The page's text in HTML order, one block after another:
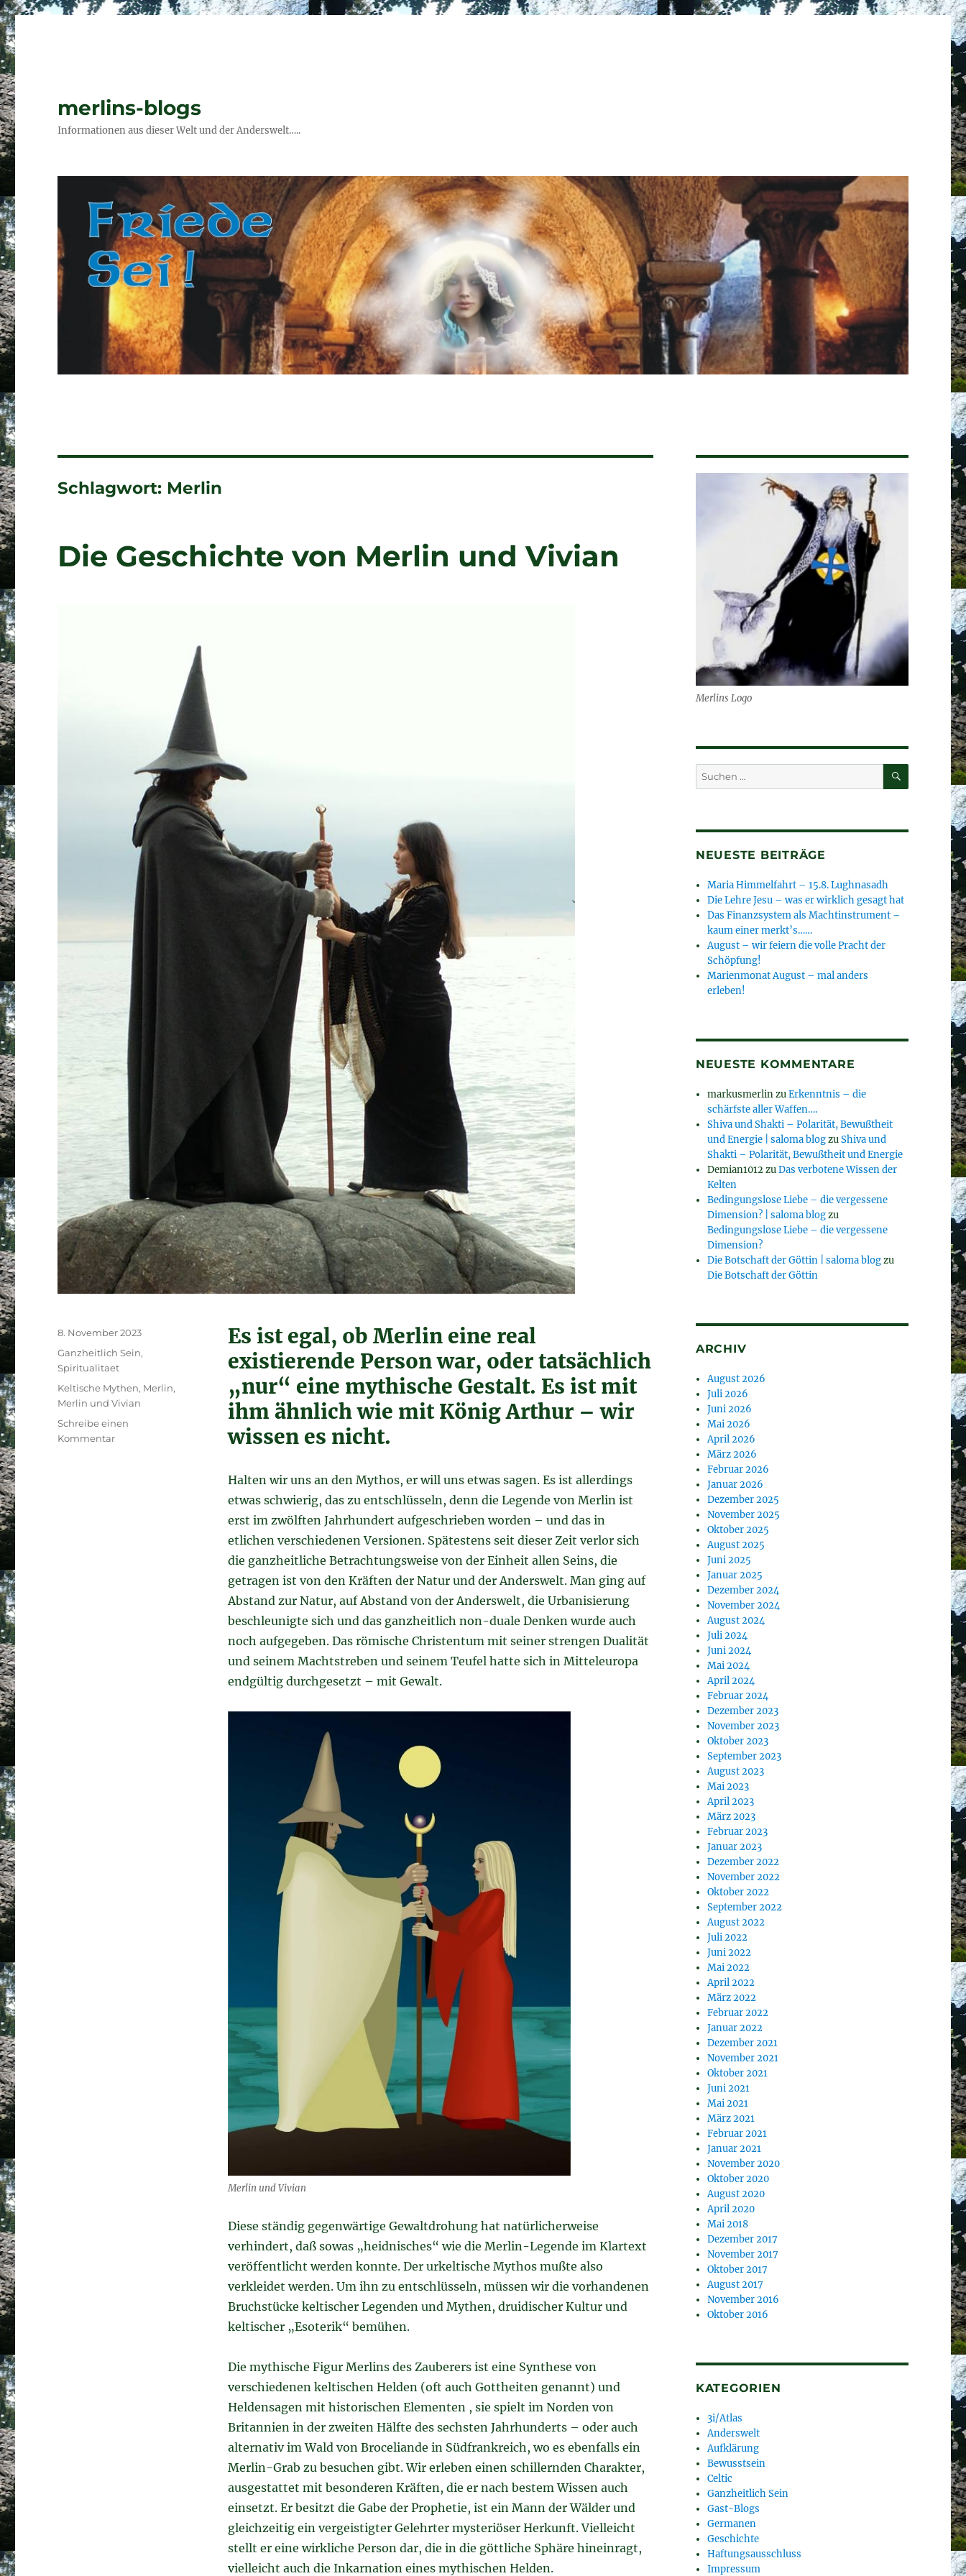
merlins-blogs
Informationen aus dieser Welt und der Anderswelt…..
Schlagwort: Merlin
Die Geschichte von Merlin und Vivian
Es ist egal, ob Merlin eine real
existierende Person war, oder tatsächlich
„nur“ eine mythische Gestalt. Es ist mit
ihm ähnlich wie mit König Arthur – wir
wissen es nicht.
Halten wir uns an den Mythos, er will uns etwas sagen. Es ist allerdings
etwas schwierig, das zu entschlüsseln, denn die Legende von Merlin ist
erst im zwölften Jahrhundert aufgeschrieben worden – und das in
etlichen verschiedenen Versionen. Spätestens seit dieser Zeit verlor sich
die ganzheitliche Betrachtungsweise von der Einheit allen Seins, die
getragen ist von den Kräften der Natur und der Anderswelt. Man ging auf
Abstand zur Natur, auf Abstand von der Anderswelt, die Urbanisierung
beschleunigte sich und das ganzheitlich non-duale Denken wurde auch
noch aufgegeben. Das römische Christentum mit seiner strengen Dualität
und seinem Machtstreben und seinem Teufel hatte sich in Mitteleuropa
endgültig durchgesetzt – mit Gewalt.
Merlin und Vivian
Diese ständig gegenwärtige Gewaltdrohung hat natürlicherweise
verhindert, daß sowas „heidnisches“ wie die Merlin-Legende im Klartext
veröffentlicht werden konnte. Der urkeltische Mythos mußte also
verkleidet werden. Um ihn zu entschlüsseln, müssen wir die vorhandenen
Bruchstücke keltischer Legenden und Mythen, druidischer Kultur und
keltischer „Esoterik“ bemühen.
Die mythische Figur Merlins des Zauberers ist eine Synthese von
verschiedenen keltischen Helden (oft auch Gottheiten genannt) und
Heldensagen mit historischen Elementen , sie spielt im Norden von
Britannien in der zweiten Hälfte des sechsten Jahrhunderts – oder auch
alternativ im Wald von Broceliande in Südfrankreich, wo es ebenfalls ein
Merlin-Grab zu besuchen gibt. Wir erleben einen schillernden Charakter,
ausgestattet mit besonderen Kräften, die er nach bestem Wissen auch
einsetzt. Er besitzt die Gabe der Prophetie, ist ein Mann der Wälder und
gleichzeitig ein vergeistigter Gelehrter mysteriöser Herkunft. Vielleicht
stellt er eine wirkliche Person dar, die in die göttliche Sphäre hineinragt,
vielleicht auch die Inkarnation eines mythischen Helden.
Veröffentlicht
8. November 2023
Kategorien
Ganzheitlich Sein,
Spiritualitaet
Schlagwörter
Keltische Mythen, Merlin,
Merlin und Vivian
Schreibe einen
Kommentarzu
Merlins Logo
Suchen
nach:
SUCHEN
NEUESTE BEITRÄGE
Maria Himmelfahrt – 15.8. Lughnasadh
Die Lehre Jesu – was er wirklich gesagt hat
Das Finanzsystem als Machtinstrument –
kaum einer merkt’s……
August – wir feiern die volle Pracht der
Schöpfung!
Marienmonat August – mal anders
erleben!
NEUESTE KOMMENTARE
markusmerlinzuErkenntnis – die
schärfste aller Waffen….
Shiva und Shakti – Polarität, Bewußtheit
und Energie | saloma blogzuShiva und
Shakti – Polarität, Bewußtheit und Energie
Demian1012zuDas verbotene Wissen der
Kelten
Bedingungslose Liebe – die vergessene
Dimension? | saloma blogzu
Bedingungslose Liebe – die vergessene
Dimension?
Die Botschaft der Göttin | saloma blogzu
Die Botschaft der Göttin
ARCHIV
August 2026
Juli 2026
Juni 2026
Mai 2026
April 2026
März 2026
Februar 2026
Januar 2026
Dezember 2025
November 2025
Oktober 2025
August 2025
Juni 2025
Januar 2025
Dezember 2024
November 2024
August 2024
Juli 2024
Juni 2024
Mai 2024
April 2024
Februar 2024
Dezember 2023
November 2023
Oktober 2023
September 2023
August 2023
Mai 2023
April 2023
März 2023
Februar 2023
Januar 2023
Dezember 2022
November 2022
Oktober 2022
September 2022
August 2022
Juli 2022
Juni 2022
Mai 2022
April 2022
März 2022
Februar 2022
Januar 2022
Dezember 2021
November 2021
Oktober 2021
Juni 2021
Mai 2021
März 2021
Februar 2021
Januar 2021
November 2020
Oktober 2020
August 2020
April 2020
Mai 2018
Dezember 2017
November 2017
Oktober 2017
August 2017
November 2016
Oktober 2016
KATEGORIEN
3i/Atlas
Anderswelt
Aufklärung
Bewusstsein
Celtic
Ganzheitlich Sein
Gast-Blogs
Germanen
Geschichte
Haftungsausschluss
Impressum